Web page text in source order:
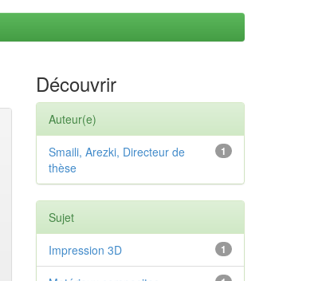
Découvrir
Auteur(e)
1
Smaili, Arezki, Directeur de
thèse
Sujet
1
Impression 3D